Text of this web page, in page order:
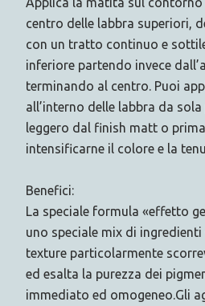
centro delle labbra superiori,
con un tratto continuo e
inferiore partendo invece
terminando al centro. Puoi
all’interno delle labbra da
leggero dal finish matt o
intensificarne il colore e la
Benefici:
La speciale formula «effetto
uno speciale mix di
texture particolarmente
ed esalta la purezza dei
immediato ed omogeneo.Gli